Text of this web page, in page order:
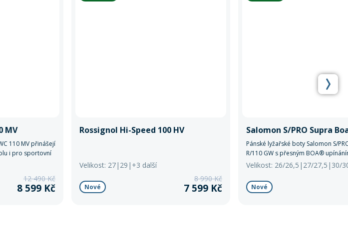
MV
110 MV přinášejí
i pro sportovní
výkon na
12 490 Kč
8 599 Kč
Rossignol Hi-Speed 100 HV
Velikost: 27|29|+3 další
Nové
8 990 Kč
7 599 Kč
Salomon S/PRO Supra
Pánské lyžařské boty Salomon S/
R/110 GW s přesným BOA®
Thermic Fit a podrážkami GripWalk.
100 mm, ideální pro pokročilé
pohodlí i výkon.
Velikost: 26/26,5|27/27,5|30/
Nové